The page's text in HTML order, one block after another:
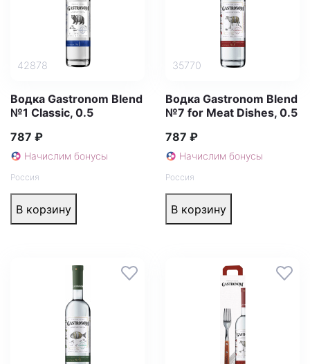
42878
Водка Gastronom Blend
№1 Classic, 0.5
787 ₽
Начислим бонусы
Россия
В корзину
35770
Водка Gastronom Blend
№7 for Meat Dishes, 0.5
787 ₽
Начислим бонусы
Россия
В корзину